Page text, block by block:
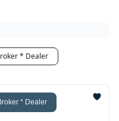
* Dealer
* Dealer